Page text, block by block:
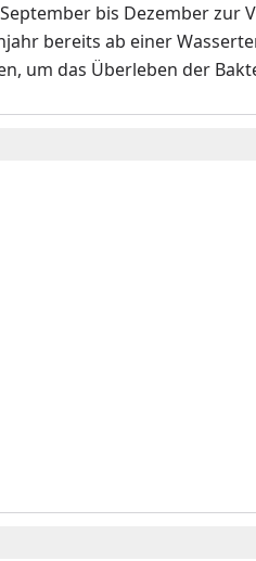
bis Dezember zur
bereits ab einer
um das Überleben der